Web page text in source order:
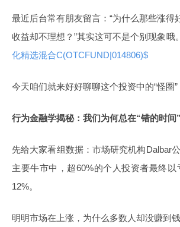
最近后台常有朋友留言：“为什么那些涨
收益却不理想？”其实这可不是个别现象哦。
化精选混合C(OTCFUND|014806)$
今天咱们就来好好聊聊这个投资中的“怪圈
行为金融学揭秘：我们为何总在“错的时间
先给大家看组数据：市场研究机构Dalbar
主要牛市中，超60%的个人投资者最终
12%。
明明市场在上涨，为什么多数人却没赚到